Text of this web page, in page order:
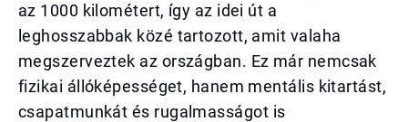
az 1000 kilométert, így az idei út a
leghosszabbak közé tartozott, amit valaha
megszerveztek az országban. Ez már nemcsak
fizikai állóképességet, hanem mentális kitartást,
csapatmunkát és rugalmasságot is